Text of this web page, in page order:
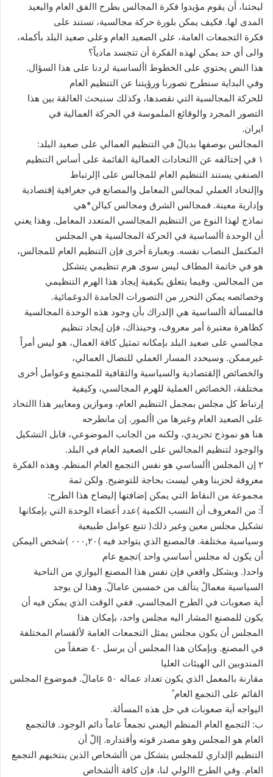
لبحثنا، أن يقوم مؤيدوا فكرة المجالس بطرح االفق العام والبعيد
المدى لها. فكيف يمكن بلورة حركة مجالسية، تستند على
فكرة التجمعات العامة، على الصعيد العام وعلى صعيد البلد بأكمله،
والى أي حد يمكن لهذه الفكرة أن تتجسد مادياً؟
هذا النص يحتوي على الخطوط األساسية لردنا على هذا السؤال.
وفي البداية سنطرح تصورنا ورؤيتنا عن التنظيم العام
للحركة المجالسية التي نقصدها، وكذلك سنبحث العالقة بين هذا
التصور المجرد والوقائع الملموسة في الحركة العمالية في
ايران.
المجالس بوصفها بديالً في التنظيم العمالي على صعيد البلد:
١ في إختالفه عن االتحادات العمالية القائمة على أساس التنظيم
الصنفي يستند التنظيم العام للمجالس على اإلرتباط
واإلتحاد العملي لمجالس المعامل والمصانع في جغرافية إقتصادية
وإدارية معينة. فمجالس الشرق ومجالس كيالن*هي
نماذج لهذا النوع من التنظيم المجالسي المتعدد المعامل. وهذا يعني
أن الوحدة األساسية في الحركة المجالسية هي المجلس
المكتمل النصاب نفسه. وبعبارة أخرى فإن التنظيم العام للمجالس،
هو في خاتمة المطاف ليس سوى هرم تنظيمي يتشكل
من المجالس. وفيما يتعلق بكيفية إيجاد هذا الهرم التنظيمي
وخصائصه يمكن التحرر من التصورات الجامدة الدوغمائية.
فالمسألة األساسية هي اإلدراك بأن وجود هذه الوحدة المجالسية
كظاهرة معتبرة أمر معروف، وحينذاك، فإن إيجاد تنظيم
مجالسي على صعيد البلد بإمكانه تمثيل كافة العمال، هو ليس أمراً
غيرممكن. وسيحدد المسار العملي للنضال العمالي،
والخصائص اإلقتصادية والسياسية والثقافية للمجتمع وعوامل أخرى
مختلفة، الخصائص العملية للهرم المجالسي، وكيفية
إرتباط كل مجلس بمجمل التنظيم العام، وموازين ومعايير هذا االتحاد
على الصعيد العام وغيرها من األمور. إن مانطرحه
هنا هو نموذج تجريدي، ولكنه من الجانب الموضوعي، قابل التشكيل
والوجود لتنظيم المجالس على الصعيد العام في البلد.
٢ إن المجلس األساسي هو نفس التجمع العام المنظم. وهذه الفكرة
معروفة لحزبنا وهي ليست بحاجة للتوضيح. ولكن ثمة
مجموعة من النقاط التي يمكن إضافتها إليضاح هذا الطرح:
آ: من المعروف أن النسب الكمية )عدد أعضاء الوحدة التي بإمكانها
تشكيل مجلس معين وغير ذلك( تتبع عوامل طبيعية
وسياسية مختلفة. فالمصنع الذي يتواجد فيه )٠٠٠,٢٠ )شخص اليمكن
أن يكون له مجلس أساسي واحد )تجمع عام
واحد(. وبشكل واقعي فإن نفس هذا المصنع اليوازي من الناحية
السياسية معمالً يتألف من خمسين عامالً. وهذا لن يوجد
أية صعوبات في الطرح المجالسي. ففي الوقت الذي يمكن فيه أن
يكون للمصنع المشار اليه مجلس واحد، بإمكان هذا
المجلس أن يكون مجلس يمثل التجمعات العامة لألقسام المختلفة
في المصنع. وبإمكان هذا المجلس أن يرسل ٤٠ ضعفاً من
المندوبين الى الهيئات العليا
مقارنة بالمعمل الذي يكون تعداد عماله ٥٠ عامالً. فموضوع المجلس
القائم على التجمع العام ً
اليواجه أية صعوبات في حل هذه المسألة.
ب: التجمع العام المنظم اليعني تجمعاً عاماً دائم الوجود. فالتجمع
العام هو المجلس وهو مصدر قوته وأقتداره. إالّ أن
التنظيم اإلداري للمجلس يتشكل من األشخاص الذين ينتخبهم التجمع
العام. وفي الطرح االولي لنا، فإن كافة األشخاص